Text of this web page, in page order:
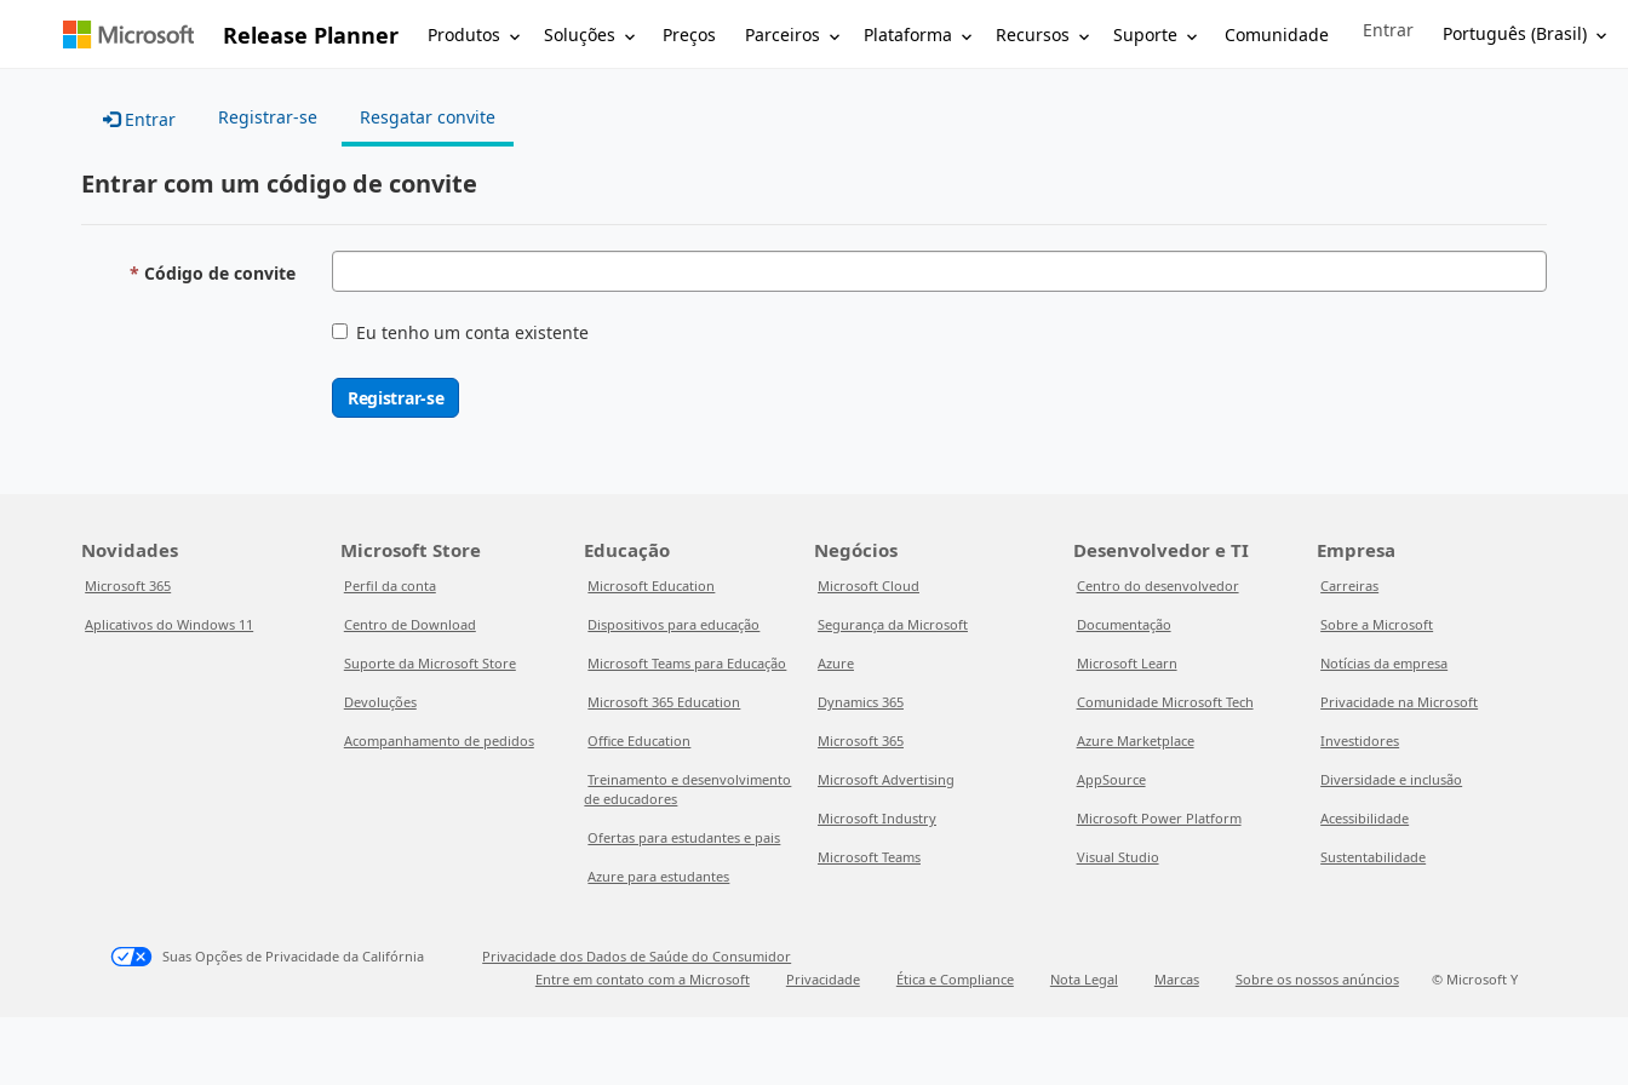
Release Planner Produtos Soluções Preços Parceiros Plataforma Recursos Suporte Comunidade Sign in to your account
Entrar Português (Brasil)
Entrar Registrar-se Resgatar convite
Entrar com um código de convite
Código de convite
Eu tenho um conta existente
Registrar-se
Novidades
Microsoft 365
Aplicativos do Windows 11
Microsoft Store
Perfil da conta
Centro de Download
Suporte da Microsoft Store
Devoluções
Acompanhamento de pedidos
Educação
Microsoft Education
Dispositivos para educação
Microsoft Teams para Educação
Microsoft 365 Education
Office Education
Treinamento e desenvolvimento
de educadores
Ofertas para estudantes e pais
Azure para estudantes
Negócios
Microsoft Cloud
Segurança da Microsoft
Azure
Dynamics 365
Microsoft 365
Microsoft Advertising
Microsoft Industry
Microsoft Teams
Desenvolvedor e TI
Centro do desenvolvedor
Documentação
Microsoft Learn
Comunidade Microsoft Tech
Azure Marketplace
AppSource
Microsoft Power Platform
Visual Studio
Empresa
Carreiras
Sobre a Microsoft
Notícias da empresa
Privacidade na Microsoft
Investidores
Diversidade e inclusão
Acessibilidade
Sustentabilidade
Suas Opções de Privacidade da Califórnia
Privacidade dos Dados de Saúde do Consumidor
Entre em contato com a Microsoft
Privacidade Ética e Compliance Nota Legal Marcas Sobre os nossos anúncios © Microsoft Y